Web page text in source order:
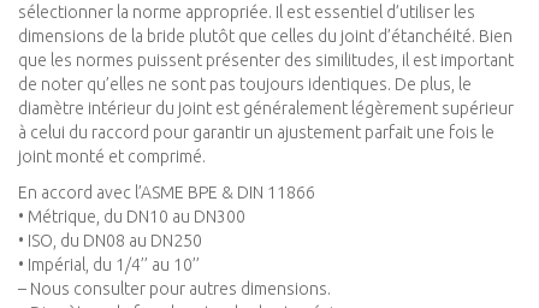
sélectionner la norme appropriée. Il est essentiel d’utiliser les
dimensions de la bride plutôt que celles du joint d’étanchéité. Bien
que les normes puissent présenter des similitudes, il est important
de noter qu’elles ne sont pas toujours identiques. De plus, le
diamètre intérieur du joint est généralement légèrement supérieur
à celui du raccord pour garantir un ajustement parfait une fois le
joint monté et comprimé.
En accord avec l’ASME BPE & DIN 11866
• Métrique, du DN10 au DN300
• ISO, du DN08 au DN250
• Impérial, du 1/4’’ au 10’’
– Nous consulter pour autres dimensions.